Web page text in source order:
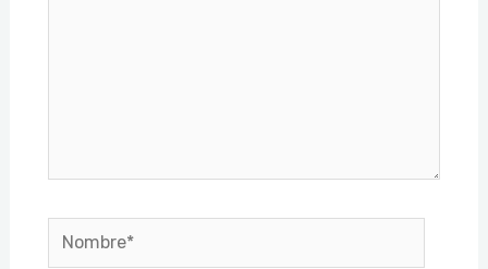
Nombre*